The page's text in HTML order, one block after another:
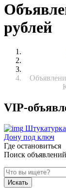
рублей
VIP-
Дону под ключ
Где остановиться
Поиск объявлений
Искать